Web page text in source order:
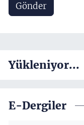
Gönder
Yükleniyor...
E-Dergiler